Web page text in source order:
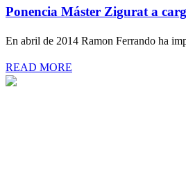
Ponencia Máster Zigurat a
En abril de 2014 Ramon Ferrando ha
READ MORE